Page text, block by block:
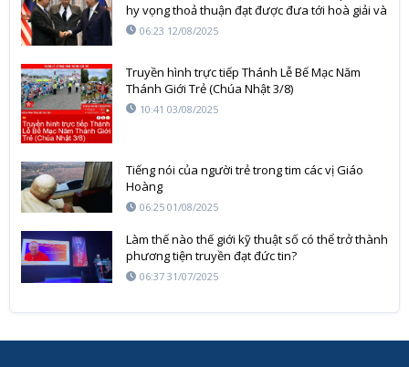
hy vọng thoả thuận đạt được đưa tới hoà giải và
hoà bình ổn định
06:23 12/08/2025
Truyền hình trực tiếp Thánh Lễ Bế Mạc Năm
Thánh Giới Trẻ (Chúa Nhật 3/8)
10:41 03/08/2025
Tiếng nói của người trẻ trong tim các vị Giáo
Hoàng
06:25 01/08/2025
Làm thế nào thế giới kỹ thuật số có thể trở thành
phương tiện truyền đạt đức tin?
06:37 31/07/2025